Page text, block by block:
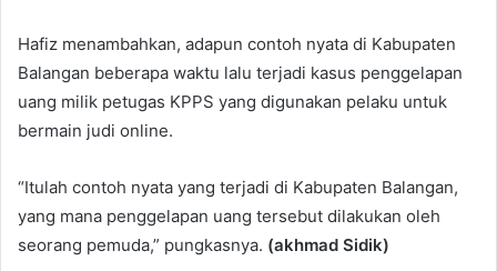
Hafiz menambahkan, adapun contoh nyata di Kabupaten
Balangan beberapa waktu lalu terjadi kasus penggelapan
uang milik petugas KPPS yang digunakan pelaku untuk
bermain judi online.
“Itulah contoh nyata yang terjadi di Kabupaten Balangan,
yang mana penggelapan uang tersebut dilakukan oleh
seorang pemuda,” pungkasnya. (akhmad Sidik)